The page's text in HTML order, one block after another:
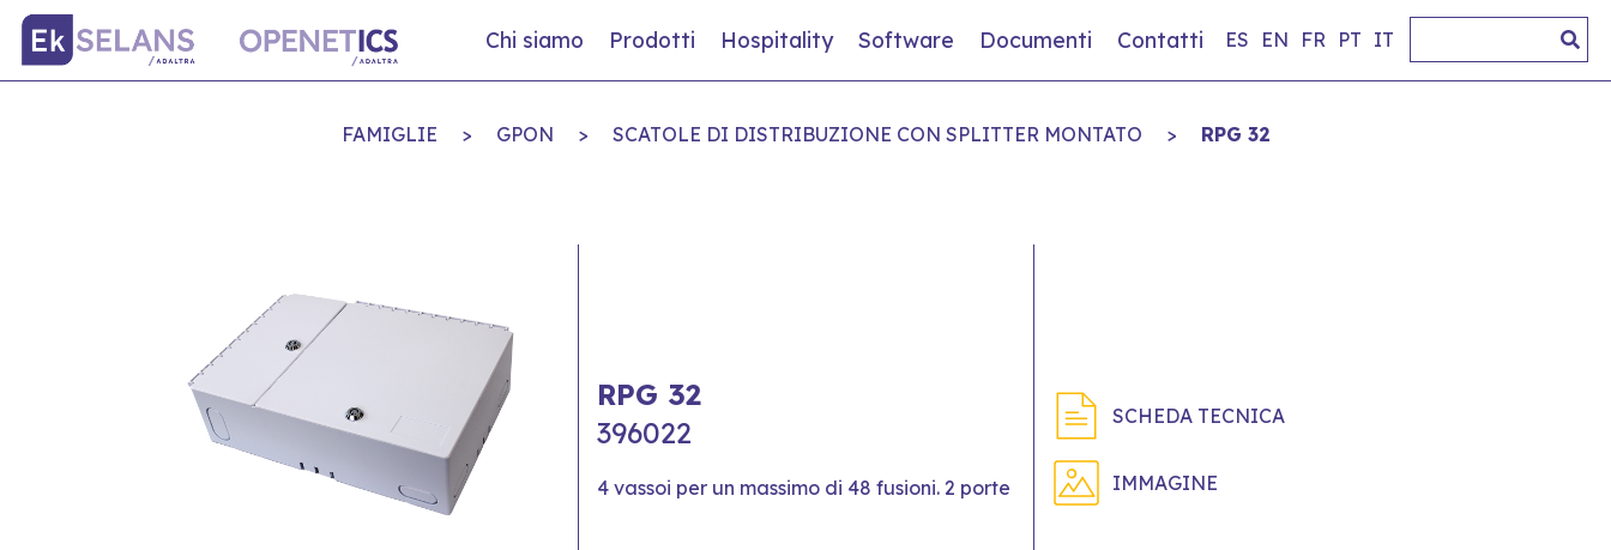
Chi siamo Prodotti Hospitality Software Documenti Contatti ES EN FR PT IT
FAMIGLIE > GPON > SCATOLE DI DISTRIBUZIONE CON SPLITTER MONTATO > RPG 32
RPG 32
396022
4 vassoi per un massimo di 48 fusioni. 2 porte
SCHEDA TECNICA
IMMAGINE